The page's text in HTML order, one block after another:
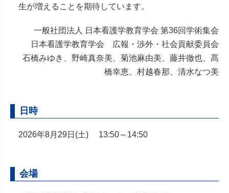
生が増えることを期待しています。
一般社団法人 日本看護学教育学会 第36回学術集会
日本看護学教育学会 広報・渉外・社会貢献委員会
石橋みゆき、野崎真奈美、菊池麻由美、藤井徹也、髙
橋幸恵、村越春那、清水なつ美
日時
2026年8月29日(土) 13:50～14:50
会場